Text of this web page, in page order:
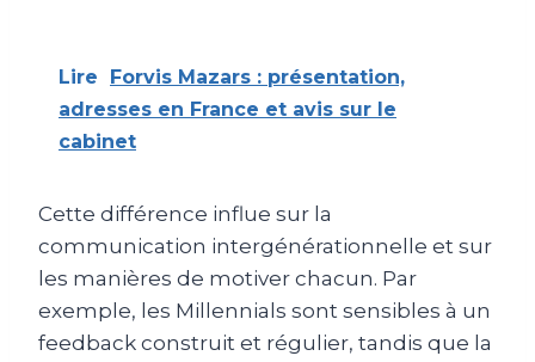
Lire
Forvis Mazars : présentation,
adresses en France et avis sur le
cabinet
Cette différence influe sur la
communication intergénérationnelle et sur
les manières de motiver chacun. Par
exemple, les Millennials sont sensibles à un
feedback construit et régulier, tandis que la